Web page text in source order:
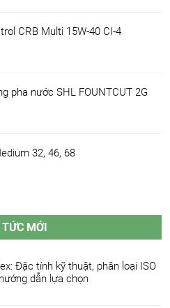
CRB Multi 15W-40 CI-4
pha nước SHL FOUNTCUT 2G
32, 46, 68
MỚI
Đặc tính kỹ thuật, phân loại ISO
dẫn lựa chọn